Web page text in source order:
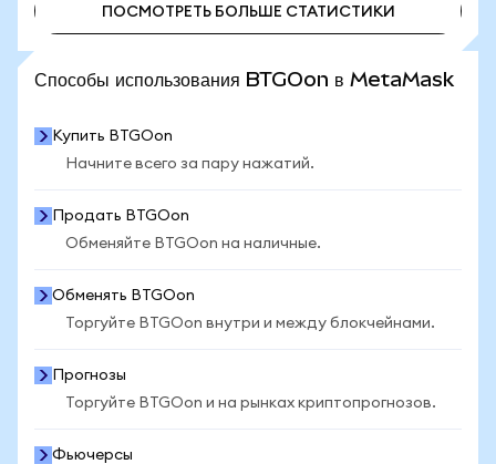
ПОСМОТРЕТЬ БОЛЬШЕ СТАТИСТИКИ
Способы использования BTGOon в MetaMask
Купить BTGOon
Начните всего за пару нажатий.
Продать BTGOon
Обменяйте BTGOon на наличные.
Обменять BTGOon
Торгуйте BTGOon внутри и между блокчейнами.
Прогнозы
Торгуйте BTGOon и на рынках криптопрогнозов.
Фьючерсы